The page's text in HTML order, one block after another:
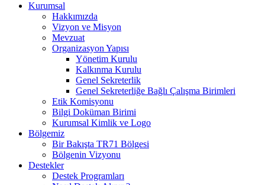
Kurumsal
Hakkımızda
Vizyon ve Misyon
Mevzuat
Organizasyon Yapısı
Yönetim Kurulu
Kalkınma Kurulu
Genel Sekreterlik
Genel Sekreterliğe Bağlı Çalışma Birimleri
Etik Komisyonu
Bilgi Doküman Birimi
Kurumsal Kimlik ve Logo
Bölgemiz
Bir Bakışta TR71 Bölgesi
Bölgenin Vizyonu
Destekler
Destek Programları